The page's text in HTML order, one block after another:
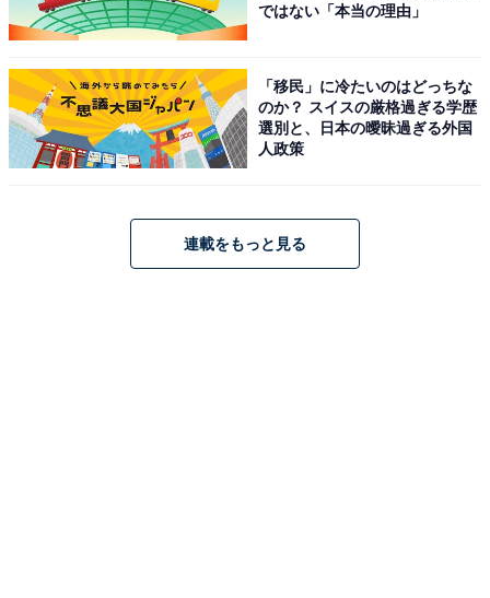
ではない「本当の理由」
「移民」に冷たいのはどっちな
のか？ スイスの厳格過ぎる学歴
選別と、日本の曖昧過ぎる外国
人政策
連載をもっと見る